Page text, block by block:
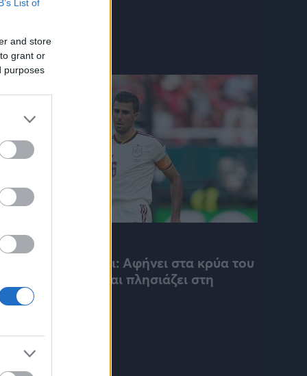
List of
and store
grant or
purposes
LIGA 06/08/2026 - 17:09
Ανατροπή με Ρόδρι: Αφήνει στα κρύα του
λουτρού τη Ρεάλ και πλησιάζει στη